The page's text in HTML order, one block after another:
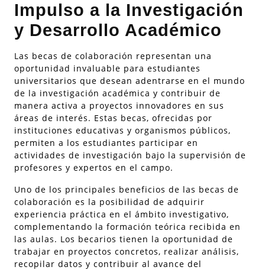
Impulso a la Investigación
y Desarrollo Académico
Las becas de colaboración representan una
oportunidad invaluable para estudiantes
universitarios que desean adentrarse en el mundo
de la investigación académica y contribuir de
manera activa a proyectos innovadores en sus
áreas de interés. Estas becas, ofrecidas por
instituciones educativas y organismos públicos,
permiten a los estudiantes participar en
actividades de investigación bajo la supervisión de
profesores y expertos en el campo.
Uno de los principales beneficios de las becas de
colaboración es la posibilidad de adquirir
experiencia práctica en el ámbito investigativo,
complementando la formación teórica recibida en
las aulas. Los becarios tienen la oportunidad de
trabajar en proyectos concretos, realizar análisis,
recopilar datos y contribuir al avance del